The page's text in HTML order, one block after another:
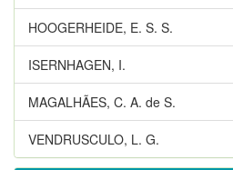
HOOGERHEIDE, E. S. S.
ISERNHAGEN, I.
MAGALHÃES, C. A. de S.
VENDRUSCULO, L. G.